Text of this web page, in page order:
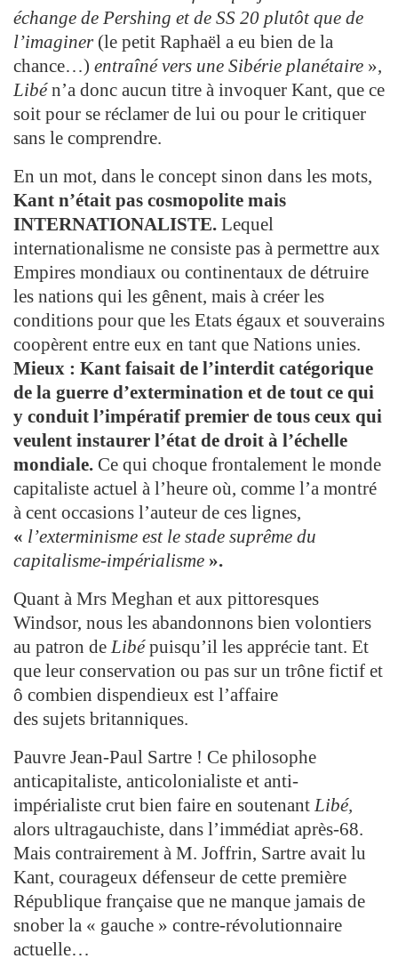
échange de Pershing et de SS 20 plutôt que de
l’imaginer (le petit Raphaël a eu bien de la
chance…) entraîné vers une Sibérie planétaire »,
Libén’a donc aucun titre à invoquer Kant, que ce
soit pour se réclamer de lui ou pour le critiquer
sans le comprendre.
En un mot, dans le concept sinon dans les mots,
Kant n’était pas cosmopolite mais
INTERNATIONALISTE. Lequel
internationalisme ne consiste pas à permettre aux
Empires mondiaux ou continentaux de détruire
les nations qui les gênent, mais à créer les
conditions pour que les Etats égaux et souverains
coopèrent entre eux en tant que Nations unies.
Mieux : Kant faisait de l’interdit catégorique
de la guerre d’extermination et de tout ce qui
y conduit l’impératif premier de tous ceux qui
veulent instaurer l’état de droit à l’échelle
mondiale. Ce qui choque frontalement le monde
capitaliste actuel à l’heure où, comme l’a montré
à cent occasions l’auteur de ces lignes,
« l’exterminisme est le stade suprême du
capitalisme-impérialisme ».
Quant à Mrs Meghan et aux pittoresques
Windsor, nous les abandonnons bien volontiers
au patron de Libépuisqu’il les apprécie tant. Et
que leur conservation ou pas sur un trône fictif et
ô combien dispendieux est l’affaire
des sujets britanniques.
Pauvre Jean-Paul Sartre ! Ce philosophe
anticapitaliste, anticolonialiste et anti-
impérialiste crut bien faire en soutenant Libé,
alors ultragauchiste, dans l’immédiat après-68.
Mais contrairement à M. Joffrin, Sartre avait lu
Kant, courageux défenseur de cette première
République française que ne manque jamais de
snober la « gauche » contre-révolutionnaire
actuelle…